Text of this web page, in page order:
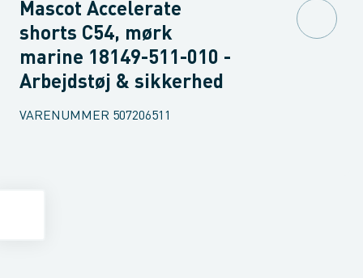
Mascot Accelerate
shorts C54, mørk
marine 18149-511-010 -
Arbejdstøj & sikkerhed
VARENUMMER 507206511